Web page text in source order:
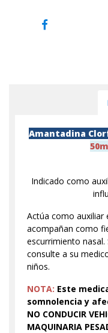
Amantadina
Indicado como
Actúa como auxiliar
acompañan como
escurrimiento
consulte a su
niños.
NOTA: Este
somnolencia y
NO CONDUCIR
MAQUINARIA